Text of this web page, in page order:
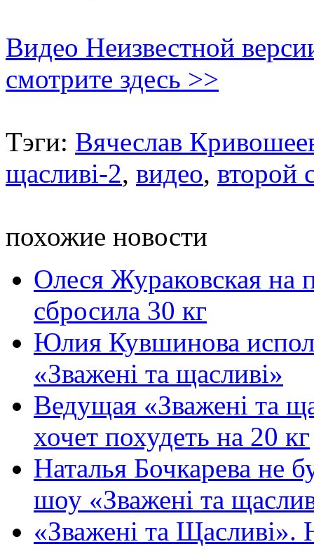
Видео Неизвестной
смотрите здесь >>
Тэги: Вячеслав
щасливі-2, видео, второй
похожие новости
Олеся Жураковская на
сбросила 30 кг
Юлия Кувшинова
«Зважені та щасливі»
Ведущая «Зважені та
хочет похудеть на 20 кг
Наталья Бочкарева не
шоу «Зважені та
«Зважені та Щасливі».